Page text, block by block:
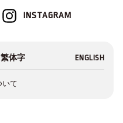
INSTAGRAM
いて